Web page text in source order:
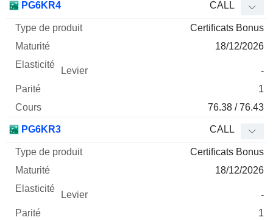
PG6KR4 CALL
Certificats Bonus
18/12/2026
-
1
76.38 / 76.43
PG6KR3 CALL
Certificats Bonus
18/12/2026
-
1